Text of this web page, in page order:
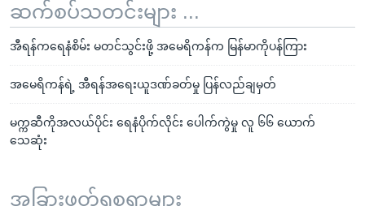
ဆက်စပ်သတင်းများ ...
အီရန်ကရေနံစိမ်း မတင်သွင်းဖို့ အမေရိကန်က မြန်မာကိုပန်ကြား
အမေရိကန်ရဲ့ အီရန်အရေးယူဒဏ်ခတ်မှု ပြန်လည်ချမှတ်
မက္ကဆီကိုအလယ်ပိုင်း ရေနံပိုက်လိုင်း ပေါက်ကွဲမှု လူ ၆၆ ယောက်
သေဆုံး
အခြားဖတ်ရှုစရာများ